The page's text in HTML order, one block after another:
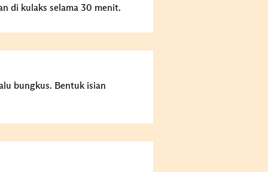
di kulaks selama 30 menit.
bungkus. Bentuk isian